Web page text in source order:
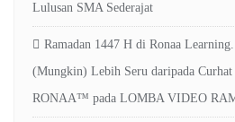
Lulusan SMA Sederajat
Ramadan 1447 H di Ronaa
(Mungkin) Lebih Seru daripada
RONAA™ pada LOMBA VIDEO